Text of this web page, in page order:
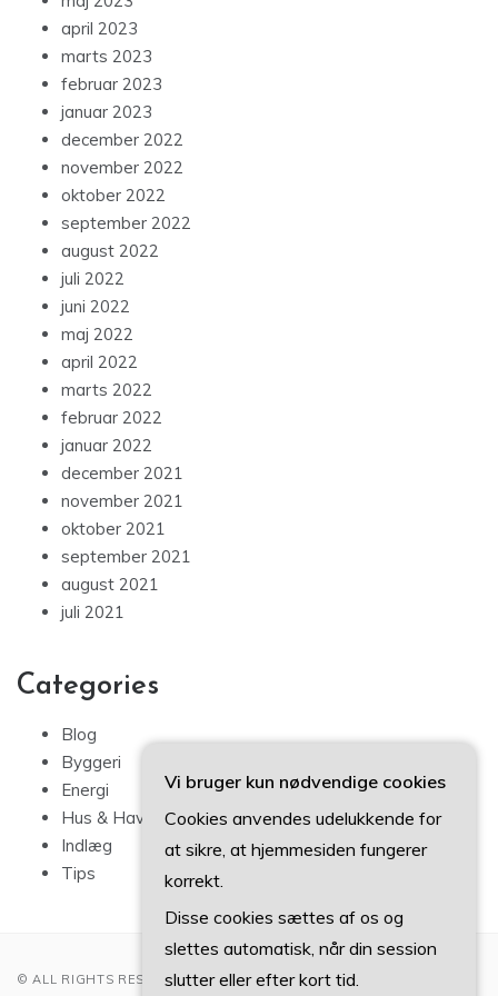
april 2023
marts 2023
februar 2023
januar 2023
december 2022
november 2022
oktober 2022
september 2022
august 2022
juli 2022
juni 2022
maj 2022
april 2022
marts 2022
februar 2022
januar 2022
december 2021
november 2021
oktober 2021
september 2021
august 2021
juli 2021
Categories
Blog
Byggeri
Energi
Hus & Have
Indlæg
Tips
© ALL RIGHTS RESERVED 2022
Vi bruger kun nødvendige cookies
Cookies anvendes udelukkende for
at sikre, at hjemmesiden fungerer
korrekt.
Disse cookies sættes af os og
slettes automatisk, når din session
slutter eller efter kort tid.